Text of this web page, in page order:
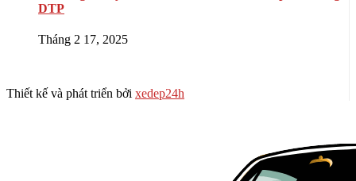
DTP
Tháng 2 17, 2025
Thiết kế và phát triển bởi xedep24h